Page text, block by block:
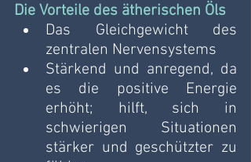
Die Vorteile des ätherischen Öls
Das Gleichgewicht des
zentralen Nervensystems
Stärkend und anregend, da
es die positive Energie
erhöht; hilft, sich in
schwierigen Situationen
stärker und geschützter zu